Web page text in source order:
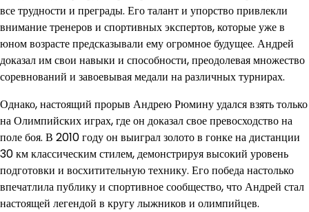
все трудности и преграды. Его талант и упорство привлекли
внимание тренеров и спортивных экспертов, которые уже в
юном возрасте предсказывали ему огромное будущее. Андрей
доказал им свои навыки и способности, преодолевая множество
соревнований и завоевывая медали на различных турнирах.
Однако, настоящий прорыв Андрею Рюмину удался взять только
на Олимпийских играх, где он доказал свое превосходство на
поле боя. В 2010 году он выиграл золото в гонке на дистанции
30 км классическим стилем, демонстрируя высокий уровень
подготовки и восхитительную технику. Его победа настолько
впечатлила публику и спортивное сообщество, что Андрей стал
настоящей легендой в кругу лыжников и олимпийцев.